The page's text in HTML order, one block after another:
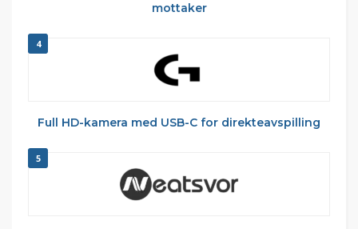
mottaker
4
Full HD-kamera med USB-C for direkteavspilling
5